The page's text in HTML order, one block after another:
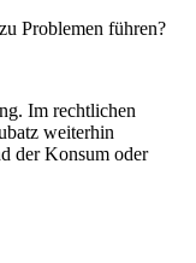
Problemen führen?
Im rechtlichen
weiterhin
der Konsum oder